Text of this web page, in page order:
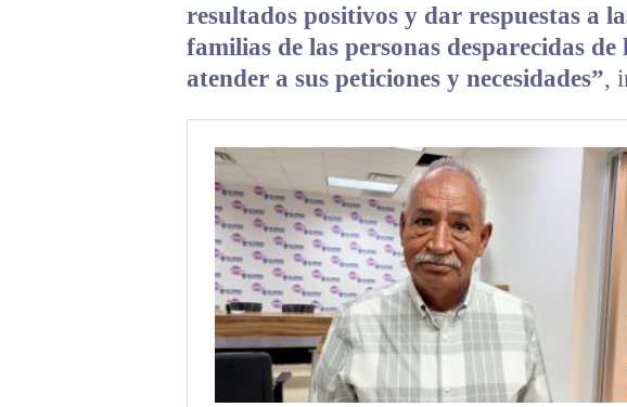
resultados positivos y dar respuestas a
familias de las personas desparecidas de
atender a sus peticiones y necesidades”,